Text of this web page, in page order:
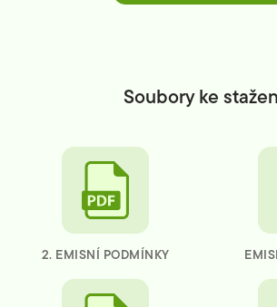
Soubory ke
2. EMISNÍ PODMÍNKY